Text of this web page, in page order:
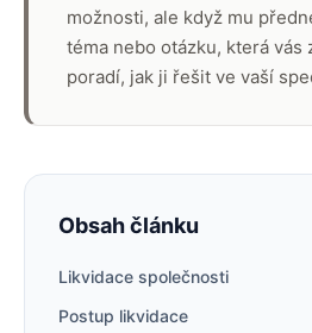
možnosti, ale když mu
téma nebo otázku, která vás
poradí, jak ji řešit ve vaší
Obsah článku
Likvidace společnosti
Postup likvidace